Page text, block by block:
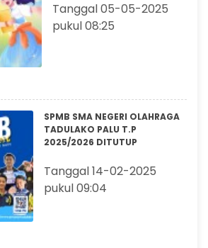
Tanggal 05-05-2025
pukul 08:25
SPMB SMA NEGERI OLAHRAGA
TADULAKO PALU T.P
2025/2026 DITUTUP
Tanggal 14-02-2025
pukul 09:04